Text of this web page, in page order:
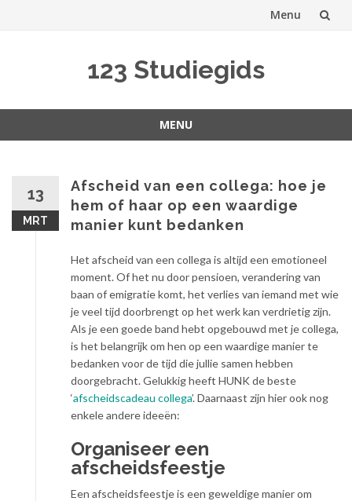
Menu
123 Studiegids
MENU
13
MRT
Afscheid van een collega: hoe je
hem of haar op een waardige
manier kunt bedanken
Het afscheid van een collega is altijd een emotioneel
moment. Of het nu door pensioen, verandering van
baan of emigratie komt, het verlies van iemand met wie
je veel tijd doorbrengt op het werk kan verdrietig zijn.
Als je een goede band hebt opgebouwd met je collega,
is het belangrijk om hen op een waardige manier te
bedanken voor de tijd die jullie samen hebben
doorgebracht. Gelukkig heeft HUNK de beste
‘afscheidscadeau collega’. Daarnaast zijn hier ook nog
enkele andere ideeën:
Organiseer een
afscheidsfeestje
Een afscheidsfeestje is een geweldige manier om